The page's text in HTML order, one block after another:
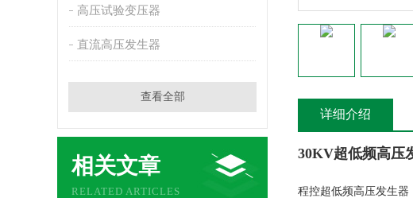
高压试验变压器
直流高压发生器
查看全部
相关文章
RELATED ARTICLES
详细介绍
30KV超低频高压
程控超低频高压发生